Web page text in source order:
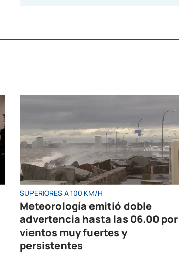
SUPERIORES A 100 KM/H
Meteorología emitió doble
advertencia hasta las 06.00 por
vientos muy fuertes y
persistentes